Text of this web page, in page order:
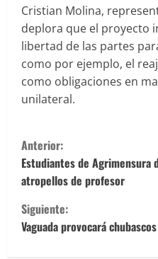
Cristian Molina,
deplora que el proyecto
libertad de las partes
como por ejemplo, el
como obligaciones en
unilateral.
S
i
g
u
Anterior:
Estudiantes de Agrimensura
atropellos de profesor
Siguiente:
Vaguada provocará